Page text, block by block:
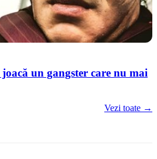
un gangster care nu mai
Vezi toate →